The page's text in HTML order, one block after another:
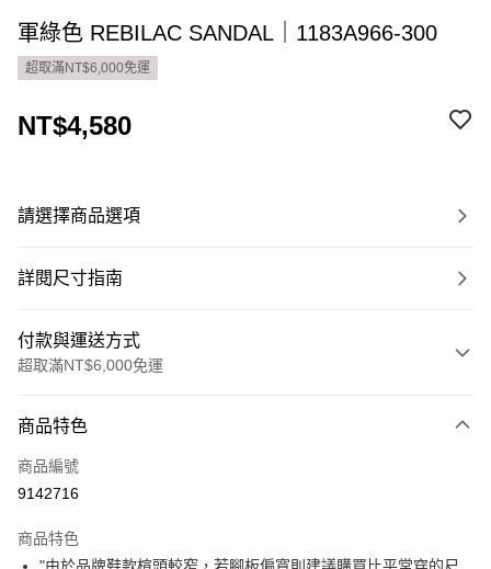
軍綠色 REBILAC SANDAL｜1183A966-300
超取滿NT$6,000免運
NT$4,580
請選擇商品選項
詳閱尺寸指南
付款與運送方式
超取滿NT$6,000免運
信用卡一次付款
超商取貨付款
Apple Pay
商品特色
商品編號
9142716
商品特色